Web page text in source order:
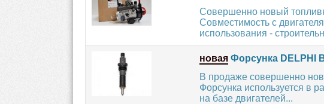
Совершенно новый
Совместимость с
использования -
новая Форсунка DELPHI
В продаже совершенно
Форсунка используется в
на базе двигателей...